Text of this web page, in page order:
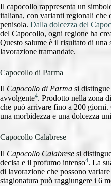
Il capocollo rappresenta un
italiana, con varianti regionali che
penisola. Dalla dolcezza del
del Capocollo, ogni regione ha
Questo salume è il risultato di una
lavorazione tramandate.
Capocollo di Parma
Il Capocollo di Parma si
avvolgente4. Prodotto nella zona
che può arrivare fino a 200 giorni.
una morbidezza e una dolcezza
Capocollo Calabrese
Il Capocollo Calabrese si
decisa e il profumo intenso4. La
di lavorazione che possono
stagionatura può raggiungere i 6